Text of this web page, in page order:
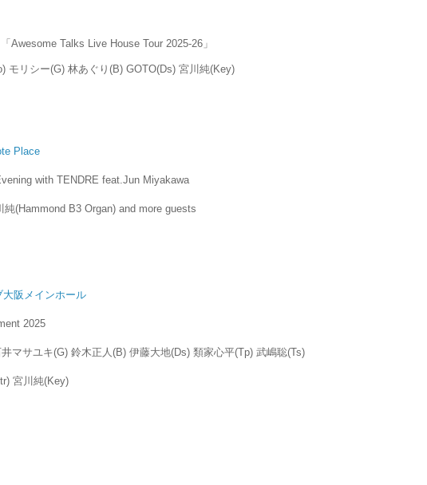
Awesome Talks Live House Tour 2025-26」
モリシー(G) 林あぐり(B) GOTO(Ds) 宮川純(Key)
Place
with TENDRE feat.Jun Miyakawa
純(Hammond B3 Organ) and more guests
大阪メインホール
2025
マサユキ(G) 鈴木正人(B) 伊藤大地(Ds) 類家心平(Tp) 武嶋聡(Ts)
宮川純(Key)